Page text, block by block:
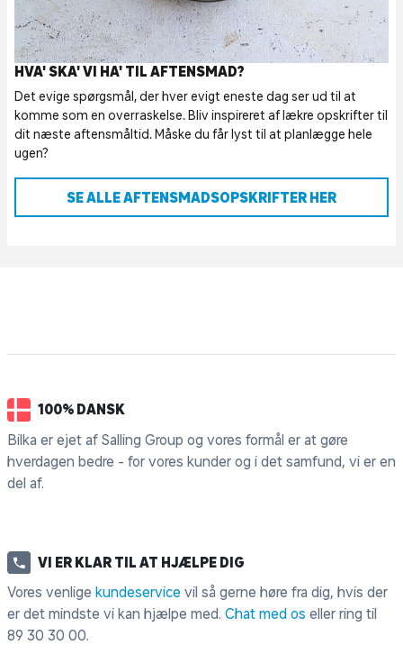
HVA' SKA' VI HA' TIL AFTENSMAD?
Det evige spørgsmål, der hver evigt eneste dag ser ud til at
komme som en overraskelse. Bliv inspireret af lækre opskrifter til
dit næste aftensmåltid. Måske du får lyst til at planlægge hele
ugen?
SE ALLE AFTENSMADSOPSKRIFTER HER
100% DANSK
Bilka er ejet af Salling Group og vores formål er at gøre
hverdagen bedre - for vores kunder og i det samfund, vi er en
del af.
VI ER KLAR TIL AT HJÆLPE DIG
Vores venlige kundeservice vil så gerne høre fra dig, hvis der
er det mindste vi kan hjælpe med. Chat med os eller ring til
89 30 30 00.